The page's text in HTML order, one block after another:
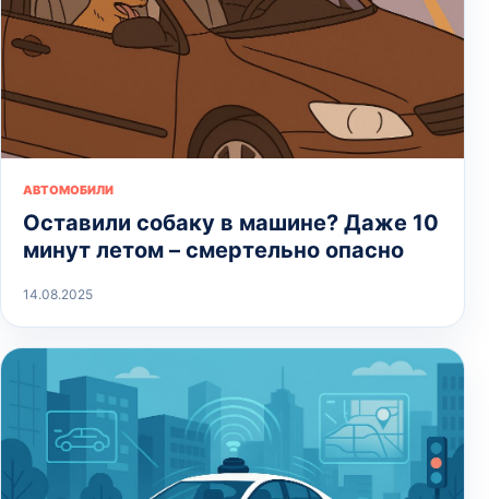
АВТОМОБИЛИ
Оставили собаку в машине? Даже 10
минут летом – смертельно опасно
14.08.2025